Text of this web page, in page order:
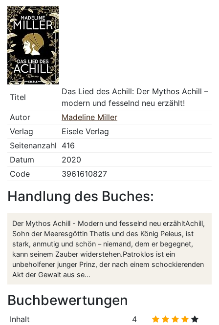
Titel
Das Lied des Achill: Der Mythos Achill –
modern und fesselnd neu erzählt!
Autor
Madeline Miller
Verlag
Eisele Verlag
Seitenanzahl 416
Datum
2020
Code
3961610827
Handlung des Buches:
Der Mythos Achill - Modern und fesselnd neu erzähltAchill,
Sohn der Meeresgöttin Thetis und des König Peleus, ist
stark, anmutig und schön – niemand, dem er begegnet,
kann seinem Zauber widerstehen.Patroklos ist ein
unbeholfener junger Prinz, der nach einem schockierenden
Akt der Gewalt aus se...
Buchbewertungen
Inhalt
4